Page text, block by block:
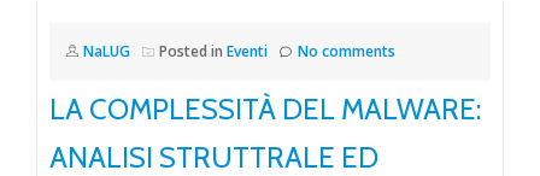
NaLUG Posted in Eventi No comments
LA COMPLESSITÀ DEL MALWARE:
ANALISI STRUTTRALE ED